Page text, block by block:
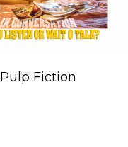
Pulp Fiction